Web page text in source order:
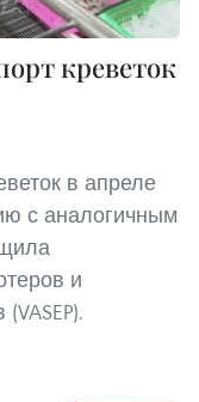
креветок
в апреле
с аналогичным
и